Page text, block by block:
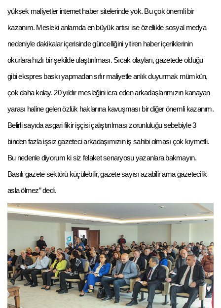
yüksek maliyetler internet haber sitelerinde yok. Bu çok önemli bir
kazanım. Mesleki anlamda en büyük artısı ise özellikle sosyal medya
nedeniyle dakikalar içerisinde güncelliğini yitiren haber içeriklerinin
okurlara hızlı bir şekilde ulaştırılması. Sıcak olayları, gazetede olduğu
gibi ekspres baskı yapmadan sıfır maliyetle anlık duyurmak mümkün,
çok daha kolay. 20 yıldır mesleğini icra eden arkadaşlarımızın kanayan
yarası haline gelen özlük haklarına kavuşması bir diğer önemli kazanım.
Belirli sayıda asgari fikir işçisi çalıştırılması zorunluluğu sebebiyle 3
binden fazla işsiz gazeteci arkadaşımızın iş sahibi olması çok kıymetli.
Bu nedenle diyorum ki siz felaket senaryosu yazanlara bakmayın.
Basılı gazete sektörü küçülebilir, gazete sayısı azabilir ama gazetecilik
asla ölmez” dedi.